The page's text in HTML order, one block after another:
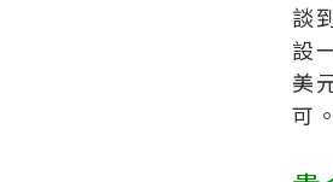
談
設
美
可。